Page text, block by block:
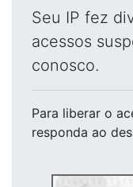
Seu IP fez
acessos
conosco.
Para liberar o
responda ao